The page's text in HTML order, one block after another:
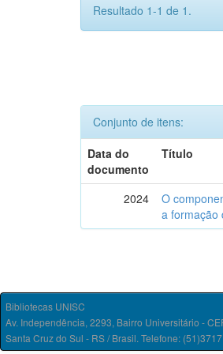
Resultado 1-1 de 1.
Conjunto de itens:
Data do
documento
Título
2024
O
a formação
Bibliotecas UNISC
Av. Independência, 2293, Bairro Universitário -
Santa Cruz do Sul - RS / Brasil. Telefone: